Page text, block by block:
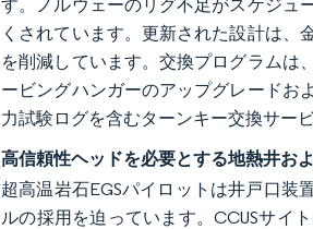
す。ノルウェーのリグ不足がスケジュ
くされています。更新された設計は、
を削減しています。交換プログラムは
ービングハンガーのアップグレードお
力試験ログを含むターンキー交換サー
高信頼性ヘッドを必要とする地熱井お
超高温岩石EGSパイロットは井戸口装
ルの採用を迫っています。CCUSサイ